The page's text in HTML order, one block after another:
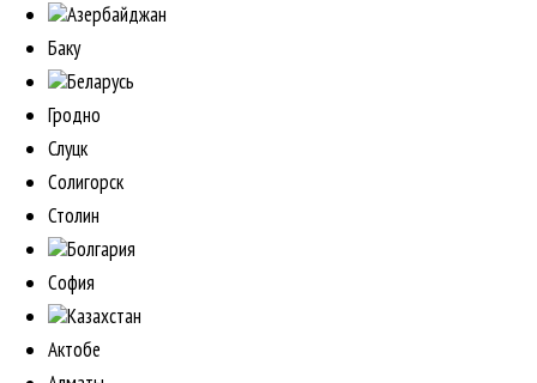
Азербайджан
Баку
Беларусь
Гродно
Слуцк
Солигорск
Столин
Болгария
София
Казахстан
Актобе